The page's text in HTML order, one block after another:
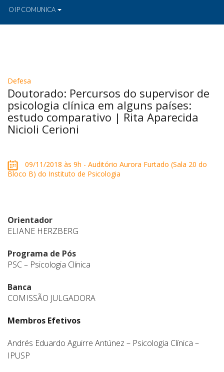
O IP COMUNICA
Defesa
Doutorado: Percursos do supervisor de
psicologia clínica em alguns países:
estudo comparativo | Rita Aparecida
Nicioli Cerioni
09/11/2018 às 9h - Auditório Aurora Furtado (Sala 20 do
Bloco B) do Instituto de Psicologia
Orientador
ELIANE HERZBERG
Programa de Pós
PSC – Psicologia Clínica
Banca
COMISSÃO JULGADORA
Membros Efetivos
Andrés Eduardo Aguirre Antúnez – Psicologia Clínica –
IPUSP